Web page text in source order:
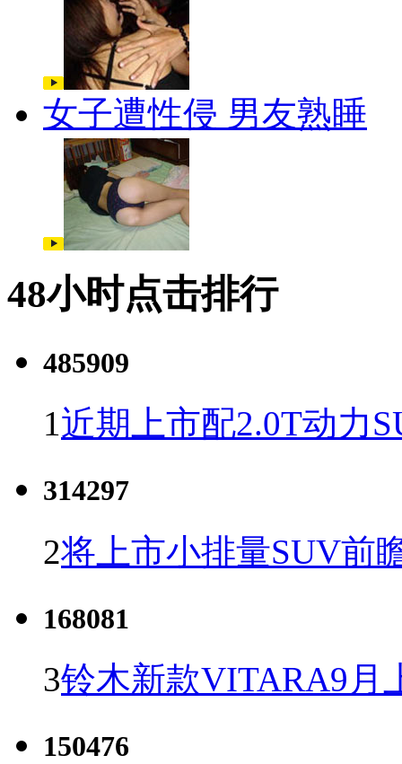
女子遭性侵 男友熟睡
48小时点击排行
485909
1近期上市配2.0T动力
314297
2将上市小排量SUV前
168081
3铃木新款VITARA9月
150476